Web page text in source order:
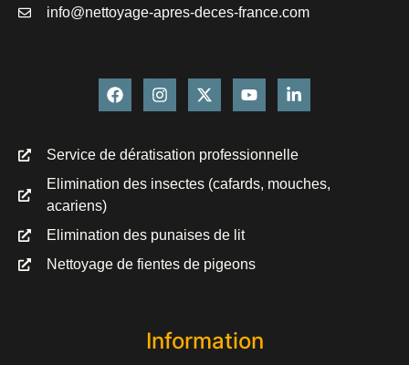
info@nettoyage-apres-deces-france.com
Service de dératisation professionnelle
Elimination des insectes (cafards, mouches,
acariens)
Elimination des punaises de lit
Nettoyage de fientes de pigeons
Information